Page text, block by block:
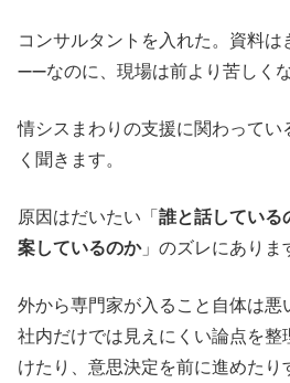
コンサルタントを入れた。資料は
——なのに、現場は前より苦しくな
情シスまわりの支援に関わってい
く聞きます。
原因はだいたい「誰と話している
案しているのか」のズレにありま
外から専門家が入ること自体は悪
社内だけでは見えにくい論点を
けたり、意思決定を前に進めた